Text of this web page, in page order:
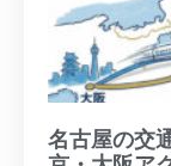
名古屋の交